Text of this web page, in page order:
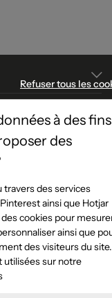
Refuser tous les
à des fins
des
travers des services
ainsi que Hotjar
cookies pour
ainsi que
des visiteurs du site.
utilisées sur notre